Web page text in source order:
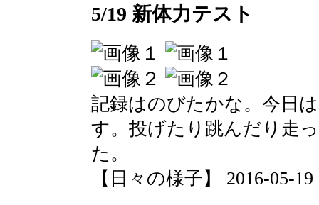
5/19 新体力テスト
記録はのびたかな。今日
す。投げたり跳んだり走
た。
【日々の様子】 2016-05-